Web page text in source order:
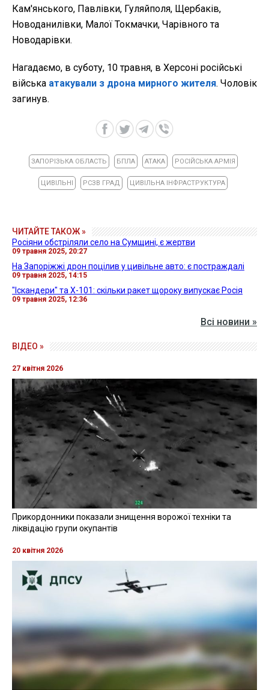
Кам'янського, Павлівки, Гуляйполя, Щербаків,
Новоданилівки, Малої Токмачки, Чарівного та
Новодарівки.
Нагадаємо, в суботу, 10 травня, в Херсоні російські
війська атакували з дрона мирного жителя. Чоловік
загинув.
ЗАПОРІЗЬКА ОБЛАСТЬ БПЛА АТАКА РОСІЙСЬКА АРМІЯ
ЦИВІЛЬНІ РСЗВ ГРАД ЦИВІЛЬНА ІНФРАСТРУКТУРА
ЧИТАЙТЕ ТАКОЖ »
Росіяни обстріляли село на Сумщині, є жертви
09 травня 2025, 20:27
На Запоріжжі дрон поцілив у цивільне авто: є постраждалі
09 травня 2025, 14:15
"Іскандери" та Х-101: скільки ракет щороку випускає Росія
09 травня 2025, 12:36
Всі новини »
ВІДЕО »
27 квітня 2026
Прикордонники показали знищення ворожої техніки та
ліквідацію групи окупантів
20 квітня 2026